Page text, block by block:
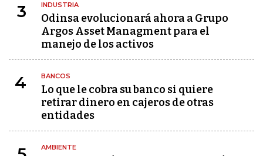
3 INDUSTRIA
Odinsa evolucionará ahora a Grupo
Argos Asset Managment para el
manejo de los activos
4 BANCOS
Lo que le cobra su banco si quiere
retirar dinero en cajeros de otras
entidades
AMBIENTE